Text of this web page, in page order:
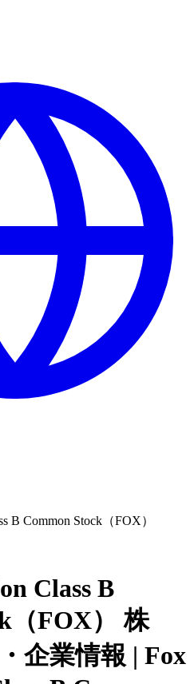
B Common Stock（FOX）
Class B
FOX）
株
企業情報 | Fox